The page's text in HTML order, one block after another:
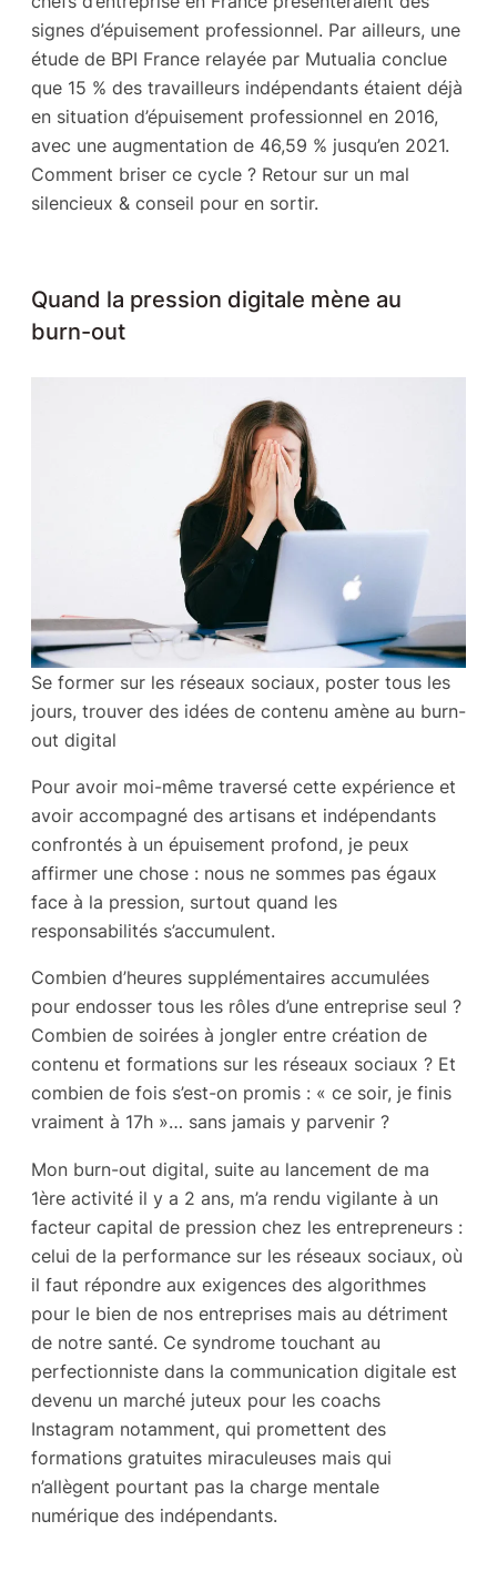
signes d’épuisement professionnel. Par ailleurs, une
étude de BPI France relayée par Mutualia conclue
que 15 % des travailleurs indépendants étaient déjà
en situation d’épuisement professionnel en 2016,
avec une augmentation de 46,59 % jusqu’en 2021.
Comment briser ce cycle ? Retour sur un mal
silencieux & conseil pour en sortir.
Quand la pression digitale mène au
burn-out
Se former sur les réseaux sociaux, poster tous les
jours, trouver des idées de contenu amène au burn-
out digital
Pour avoir moi-même traversé cette expérience et
avoir accompagné des artisans et indépendants
confrontés à un épuisement profond, je peux
affirmer une chose : nous ne sommes pas égaux
face à la pression, surtout quand les
responsabilités s’accumulent.
Combien d’heures supplémentaires accumulées
pour endosser tous les rôles d’une entreprise seul ?
Combien de soirées à jongler entre création de
contenu et formations sur les réseaux sociaux ? Et
combien de fois s’est-on promis : « ce soir, je finis
vraiment à 17h »… sans jamais y parvenir ?
Mon burn-out digital, suite au lancement de ma
1ère activité il y a 2 ans, m’a rendu vigilante à un
facteur capital de pression chez les entrepreneurs :
celui de la performance sur les réseaux sociaux, où
il faut répondre aux exigences des algorithmes
pour le bien de nos entreprises mais au détriment
de notre santé. Ce syndrome touchant au
perfectionniste dans la communication digitale est
devenu un marché juteux pour les coachs
Instagram notamment, qui promettent des
formations gratuites miraculeuses mais qui
n’allègent pourtant pas la charge mentale
numérique des indépendants.